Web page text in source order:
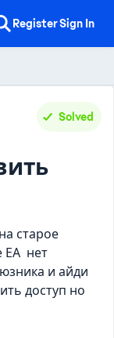
RegisterSign In
Solved
старое
ЕА нет
и айди
доступ но